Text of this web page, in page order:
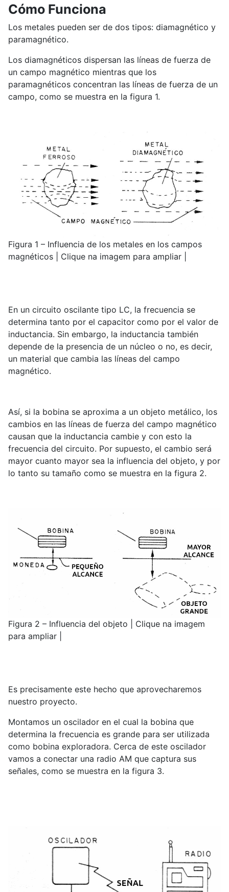
Cómo Funciona
Los metales pueden ser de dos tipos: diamagnético y
paramagnético.
Los diamagnéticos dispersan las líneas de fuerza de
un campo magnético mientras que los
paramagnéticos concentran las líneas de fuerza de un
campo, como se muestra en la figura 1.
Figura 1 – Influencia de los metales en los campos
magnéticos | Clique na imagem para ampliar |
En un circuito oscilante tipo LC, la frecuencia se
determina tanto por el capacitor como por el valor de
inductancia. Sin embargo, la inductancia también
depende de la presencia de un núcleo o no, es decir,
un material que cambia las líneas del campo
magnético.
Así, si la bobina se aproxima a un objeto metálico, los
cambios en las líneas de fuerza del campo magnético
causan que la inductancia cambie y con esto la
frecuencia del circuito. Por supuesto, el cambio será
mayor cuanto mayor sea la influencia del objeto, y por
lo tanto su tamaño como se muestra en la figura 2.
Figura 2 – Influencia del objeto | Clique na imagem
para ampliar |
Es precisamente este hecho que aprovecharemos
nuestro proyecto.
Montamos un oscilador en el cual la bobina que
determina la frecuencia es grande para ser utilizada
como bobina exploradora. Cerca de este oscilador
vamos a conectar una radio AM que captura sus
señales, como se muestra en la figura 3.